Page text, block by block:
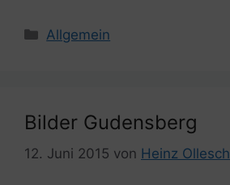
Kategorien
Allgemein
Bilder Gudensberg
12. Juni 2015 von Heinz Ollesch